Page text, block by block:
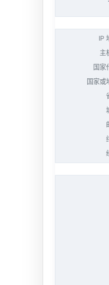
IP
主
国家
国家或